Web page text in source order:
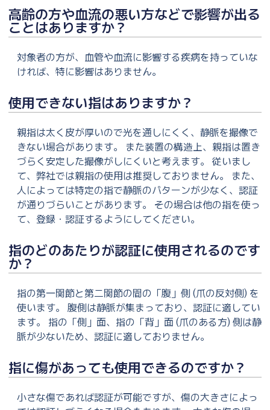
高齢の方や血流の悪い方などで影響が出る
ことはありますか？
対象者の方が、血管や血流に影響する疾病を持っていな
ければ、特に影響はありません。
使用できない指はありますか？
親指は太く皮が厚いので光を通しにくく、静脈を撮像で
きない場合があります。 また装置の構造上、親指は置き
づらく安定した撮像がしにくいと考えます。 従いまし
て、弊社では親指の使用は推奨しておりません。 また、
人によっては特定の指で静脈のパターンが少なく、認証
が通りづらいことがあります。 その場合は他の指を使っ
て、登録・認証するようにしてください。
指のどのあたりが認証に使用されるのです
か？
指の第一関節と第二関節の間の「腹」側 (爪の反対側) を
使います。 腹側は静脈が集まっており、認証に適してい
ます。 指の「側」面、指の「背」面 (爪のある方) 側は静
脈が少ないため、認証に適しておりません。
指に傷があっても使用できるのですか？
小さな傷であれば認証が可能ですが、傷の大きさによっ